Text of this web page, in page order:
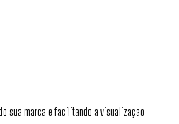
sua marca e facilitando a visualização